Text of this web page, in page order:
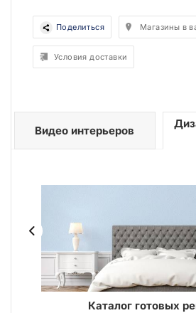
Поделиться Магазины в
Условия доставки
Видео интерьеров
Каталог готовых